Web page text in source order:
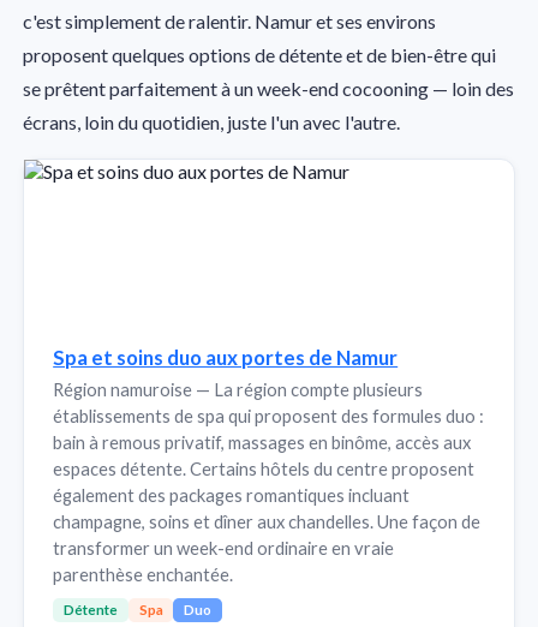
c'est simplement de ralentir. Namur et ses environs
proposent quelques options de détente et de bien-être qui
se prêtent parfaitement à un week-end cocooning — loin des
écrans, loin du quotidien, juste l'un avec l'autre.
Spa et soins duo aux portes de Namur
Région namuroise — La région compte plusieurs
établissements de spa qui proposent des formules duo :
bain à remous privatif, massages en binôme, accès aux
espaces détente. Certains hôtels du centre proposent
également des packages romantiques incluant
champagne, soins et dîner aux chandelles. Une façon de
transformer un week-end ordinaire en vraie
parenthèse enchantée.
Détente Spa Duo